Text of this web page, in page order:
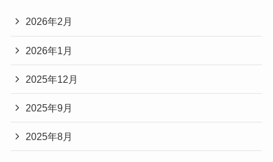
2026年2月
2026年1月
2025年12月
2025年9月
2025年8月